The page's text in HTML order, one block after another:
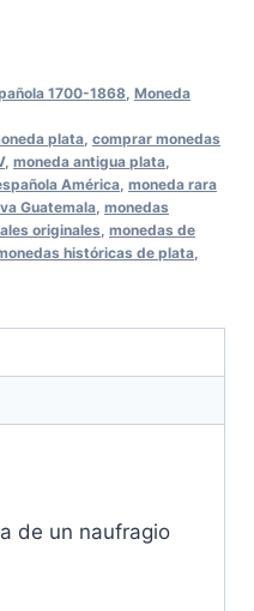
1700-1868 Moneda
plata comprar monedas
, moneda antigua plata
América moneda rara
Guatemala monedas
originales monedas de
históricas de plata
de un naufragio